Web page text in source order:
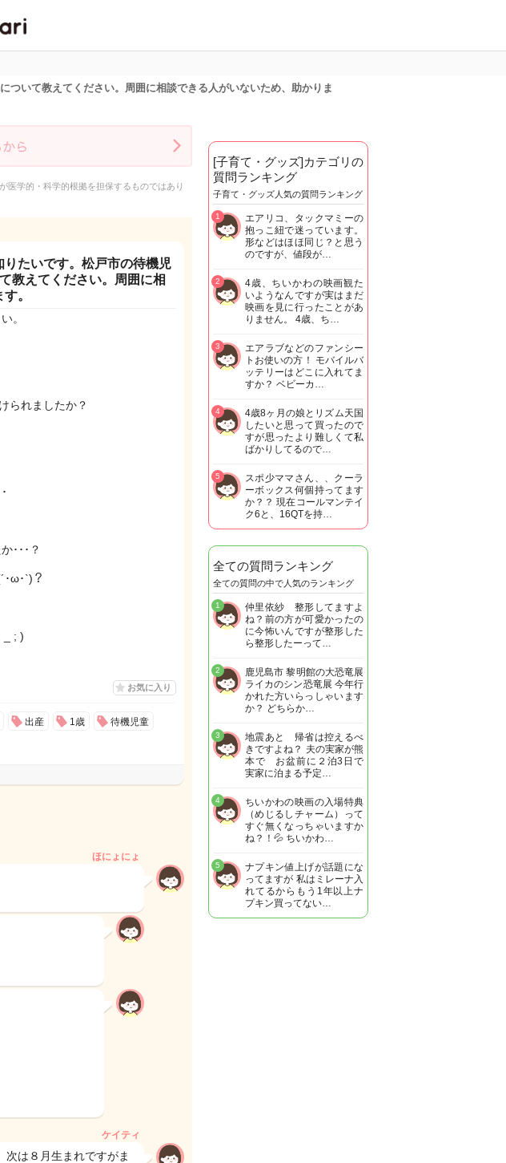
いて教えてください。周囲に相談できる人がいないため、助かりま
学的・科学的根拠を担保するものではあり
たいです。松戸市の待機児
教えてください。周囲に相
。
。
られましたか？
･･･？
･ω･`)？
_ ; )
お気に入り
出産 1歳 待機児童
ほにょにょ
ケイティ
次は８月生まれですがま
[子育て・グッズ]カテゴリの
質問ランキング
子育て・グッズ人気の質問ランキング
エアリコ、タックマミーの
抱っこ紐で迷っています。
形などはほほ同じ？と思う
のですが、値段が…
1
4歳、ちいかわの映画観た
いようなんですが実はまだ
映画を見に行ったことがあ
りません。 4歳、ち…
2
エアラブなどのファンシー
トお使いの方！ モバイルバ
ッテリーはどこに入れてま
すか？ ベビーカ…
3
4歳8ヶ月の娘とリズム天国
したいと思って買ったので
すが思ったより難しくて私
ばかりしてるので…
4
スポ少ママさん、、クーラ
ーボックス何個持ってます
か？？ 現在コールマンテイ
ク6と、16QTを持…
5
全ての質問ランキング
全ての質問の中で人気のランキング
仲里依紗 整形してますよ
ね？前の方が可愛かったの
に今怖いんですが整形した
ら整形したーって…
1
鹿児島市 黎明館の大恐竜展
ライカのシン恐竜展 今年行
かれた方いらっしゃいます
か？ どちらか…
2
地震あと 帰省は控えるべ
きですよね？ 夫の実家が熊
本で お盆前に２泊3日で
実家に泊まる予定…
3
ちいかわの映画の入場特典
（めじるしチャーム）って
すぐ無くなっちゃいますか
ね？！💦 ちいかわ…
4
ナプキン値上げが話題にな
ってますが 私はミレーナ入
れてるからもう1年以上ナ
プキン買ってない…
5